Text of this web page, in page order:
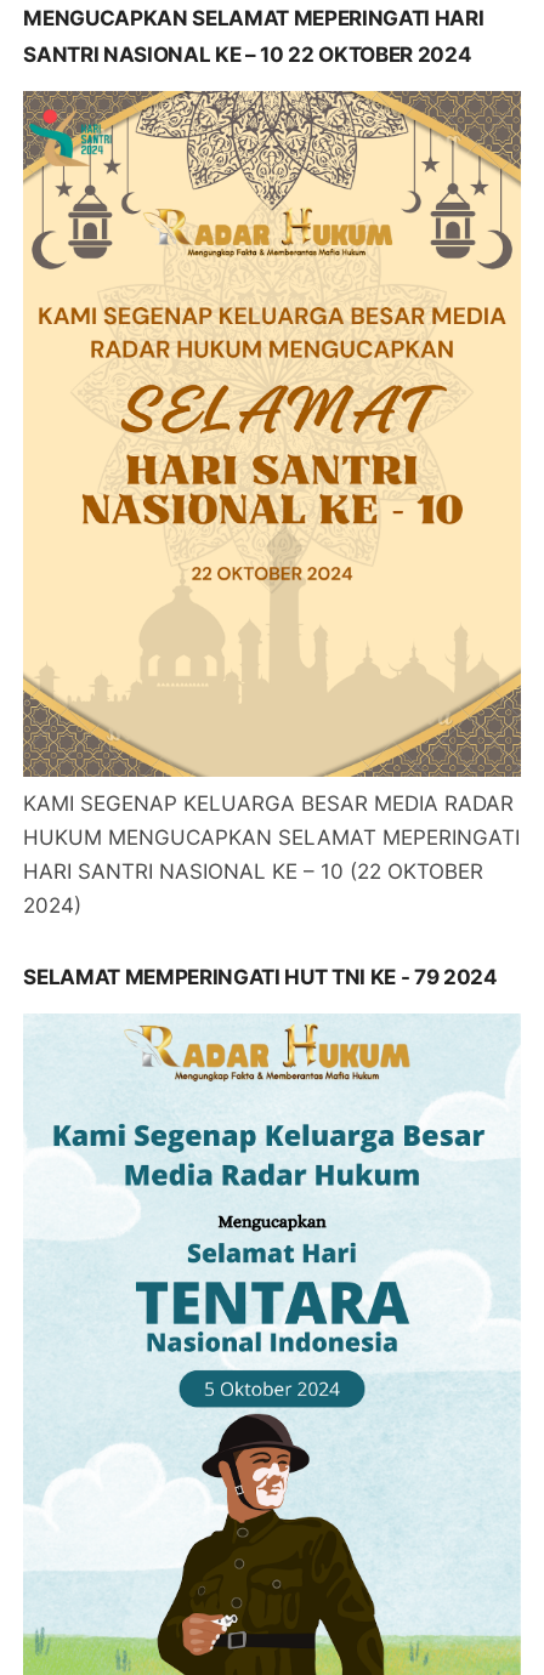
MENGUCAPKAN SELAMAT MEPERINGATI HARI
SANTRI NASIONAL KE – 10 22 OKTOBER 2024
KAMI SEGENAP KELUARGA BESAR MEDIA RADAR
HUKUM MENGUCAPKAN SELAMAT MEPERINGATI
HARI SANTRI NASIONAL KE – 10 (22 OKTOBER
2024)
SELAMAT MEMPERINGATI HUT TNI KE - 79 2024